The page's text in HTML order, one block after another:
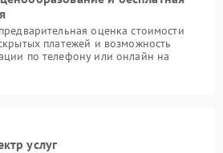
оценка стоимости
платежей и возможность
по телефону или онлайн на
услуг